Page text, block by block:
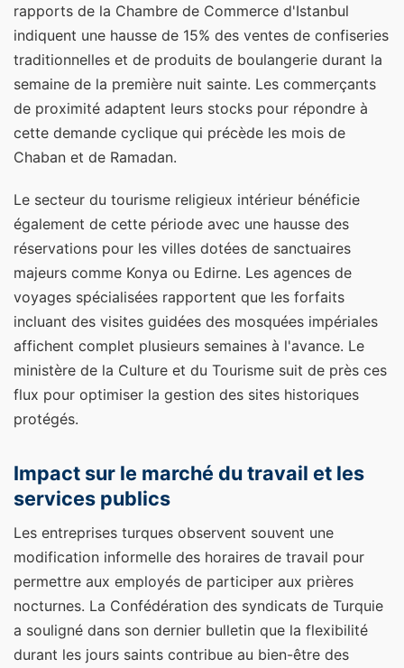
rapports de la Chambre de Commerce d'Istanbul
indiquent une hausse de 15% des ventes de confiseries
traditionnelles et de produits de boulangerie durant la
semaine de la première nuit sainte. Les commerçants
de proximité adaptent leurs stocks pour répondre à
cette demande cyclique qui précède les mois de
Chaban et de Ramadan.
Le secteur du tourisme religieux intérieur bénéficie
également de cette période avec une hausse des
réservations pour les villes dotées de sanctuaires
majeurs comme Konya ou Edirne. Les agences de
voyages spécialisées rapportent que les forfaits
incluant des visites guidées des mosquées impériales
affichent complet plusieurs semaines à l'avance. Le
ministère de la Culture et du Tourisme suit de près ces
flux pour optimiser la gestion des sites historiques
protégés.
Impact sur le marché du travail et les
services publics
Les entreprises turques observent souvent une
modification informelle des horaires de travail pour
permettre aux employés de participer aux prières
nocturnes. La Confédération des syndicats de Turquie
a souligné dans son dernier bulletin que la flexibilité
durant les jours saints contribue au bien-être des